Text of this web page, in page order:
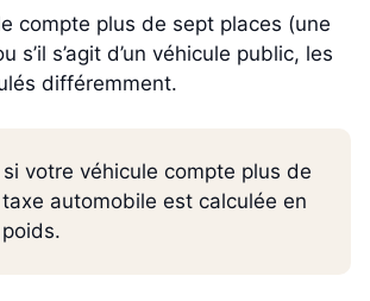
compte plus de sept places (une
s’il s’agit d’un véhicule public, les
différemment.
si votre véhicule compte plus de
automobile est calculée en